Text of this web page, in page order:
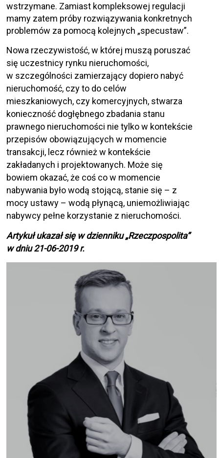
wstrzymane. Zamiast kompleksowej regulacji
mamy zatem próby rozwiązywania konkretnych
problemów za pomocą kolejnych „specustaw”.
Nowa rzeczywistość, w której muszą poruszać
się uczestnicy rynku nieruchomości,
w szczególności zamierzający dopiero nabyć
nieruchomość, czy to do celów
mieszkaniowych, czy komercyjnych, stwarza
konieczność dogłębnego zbadania stanu
prawnego nieruchomości nie tylko w kontekście
przepisów obowiązujących w momencie
transakcji, lecz również w kontekście
zakładanych i projektowanych. Może się
bowiem okazać, że coś co w momencie
nabywania było wodą stojącą, stanie się – z
mocy ustawy – wodą płynącą, uniemożliwiając
nabywcy pełne korzystanie z nieruchomości.
Artykuł ukazał się w dzienniku „Rzeczpospolita”
w dniu 21-06-2019 r.